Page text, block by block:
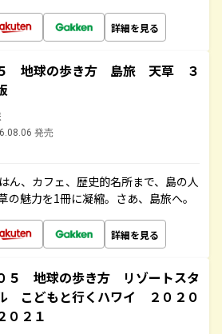
詳細を見る
地球の歩き方 島旅 天草 ３
発売
ん、カフェ、歴史的名所まで、島の人
の魅力を1冊に凝縮。さあ、島旅へ。
詳細を見る
５ 地球の歩き方 リゾートスタ
こどもと行くハワイ ２０２０
０２１